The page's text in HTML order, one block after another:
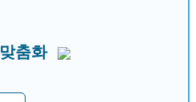
춤화